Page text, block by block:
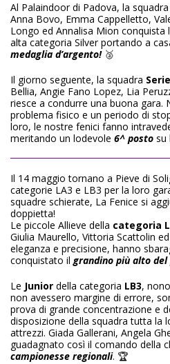
Al Palaindoor di Padova, la
Anna Bovo, Emma Cappelletto,
Longo ed Annalisa Mion conquista
alta categoria Silver portando a
medaglia d’argento!🥈
Il giorno seguente, la squadra
Bellia, Angie Fano Lopez, Lia
riesce a condurre una buona gara.
problema fisico e un periodo di
loro, le nostre fenici fanno
meritando un lodevole 6^ posto su
Il 14 maggio tornano a Pieve di
categorie LA3 e LB3 per la loro
squadre schierate, La Fenice si
doppietta!
Le piccole Allieve della categoria
Giulia Maurello, Vittoria Scattolin
eleganza e precisione, hanno
conquistato ilgrandino più alto del
Le Junior della categoria LB3,
non avessero margine di errore,
prova di grande concentrazione e
disposizione della squadra tutta la
attrezzi. Giada Gallerani, Angela
guadagnato così il comando della
campionesse regionali. 🏆